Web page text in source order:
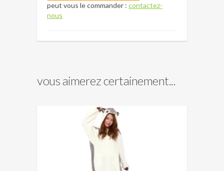
peut vous le commander : contactez-
nous
vous aimerez certainement...